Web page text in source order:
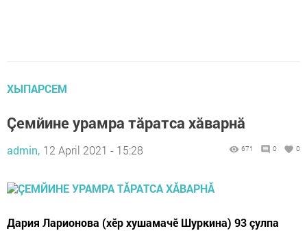
ХЫПАРСЕМ
Çемйине урамра тăратса хăварнă
admin, 12 April 2021 - 15:28 671 0 0
Дария Ларионова (хӗр хушамачӗ Шуркина) 93 çулпа